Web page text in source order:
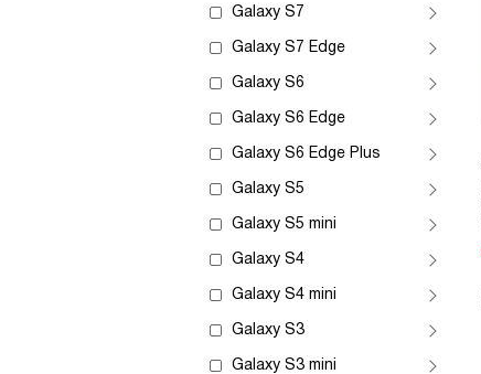
Galaxy S7
Galaxy S7 Edge
Galaxy S6
Galaxy S6 Edge
Galaxy S6 Edge Plus
Galaxy S5
Galaxy S5 mini
Galaxy S4
Galaxy S4 mini
Galaxy S3
Galaxy S3 mini